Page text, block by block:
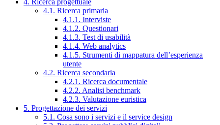
4. Ricerca progettuale
4.1. Ricerca primaria
4.1.1. Interviste
4.1.2. Questionari
4.1.3. Test di usabilità
4.1.4. Web analytics
4.1.5. Strumenti di mappatura dell’esperienza
utente
4.2. Ricerca secondaria
4.2.1. Ricerca documentale
4.2.2. Analisi benchmark
4.2.3. Valutazione euristica
5. Progettazione dei servizi
5.1. Cosa sono i servizi e il service design